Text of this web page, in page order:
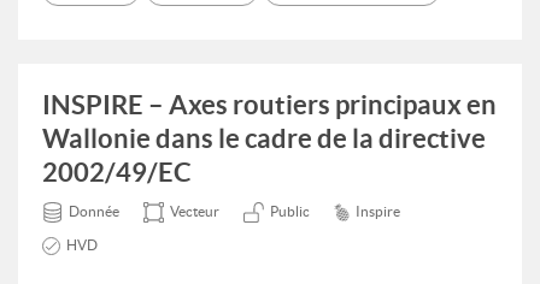
INSPIRE – Axes routiers principaux en
Wallonie dans le cadre de la directive
2002/49/EC
Donnée Vecteur Public Inspire
HVD